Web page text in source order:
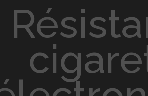
résistance